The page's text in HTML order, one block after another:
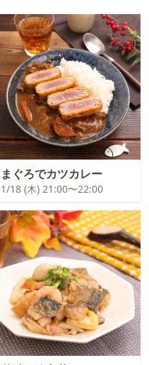
まぐろでカツカレー
1/18 (木) 21:00〜22:00